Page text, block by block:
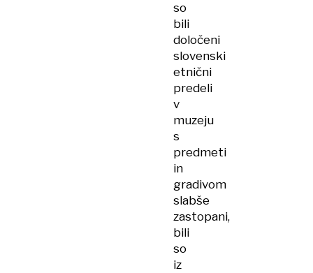
so
bili
določeni
slovenski
etnični
predeli
v
muzeju
s
predmeti
in
gradivom
slabše
zastopani,
bili
so
iz